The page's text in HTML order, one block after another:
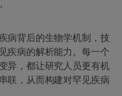
病背后的生物学机制，技
疾病的解析能力。每一个
异，都让研究人员更有机
联，从而构建对罕见疾病